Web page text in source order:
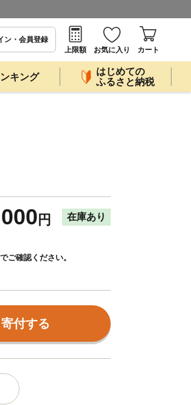
ン・会員登録
上限額
お気に入り カート
キング
はじめての
ふるさと納税
円 在庫あり
でご確認ください。
寄付する